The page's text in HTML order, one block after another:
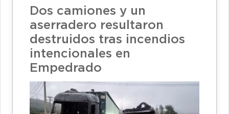
Dos camiones y un
aserradero resultaron
destruidos tras incendios
intencionales en
Empedrado